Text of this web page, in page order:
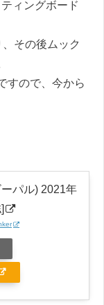
ィングボード
その後ムック
すので、今から
パル) 2021年